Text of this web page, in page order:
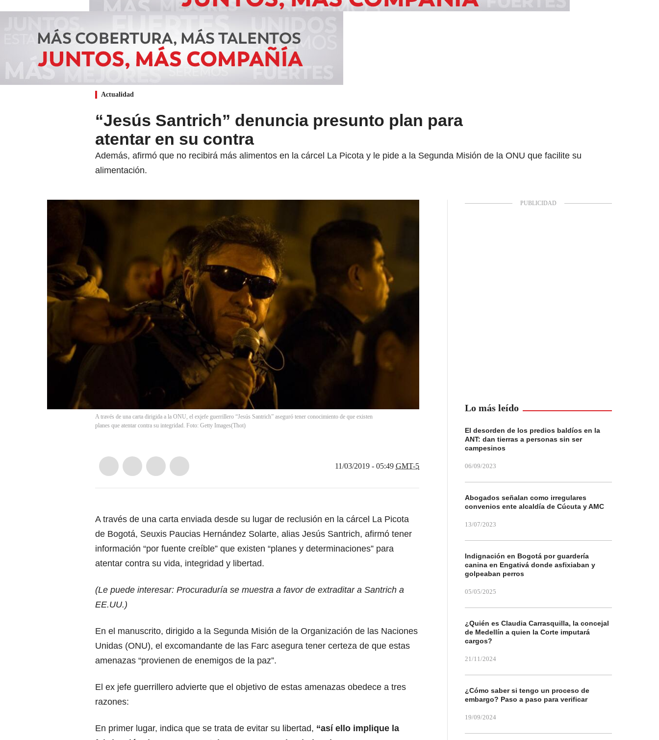
Actualidad
“Jesús Santrich” denuncia presunto plan para
atentar en su contra
Además, afirmó que no recibirá más alimentos en la cárcel La Picota y le pide a la Segunda Misión de la ONU que facilite su
alimentación.
A través de una carta dirigida a la ONU, el exjefe guerrillero “Jesús Santrich” aseguró tener conocimiento de que existen
planes que atentar contra su integridad. Foto: Getty Images(Thot)
11/03/2019 - 05:49 GMT-5
A través de una carta enviada desde su lugar de reclusión en la cárcel La Picota
de Bogotá, Seuxis Paucias Hernández Solarte, alias Jesús Santrich, afirmó tener
información “por fuente creíble” que existen “planes y determinaciones” para
atentar contra su vida, integridad y libertad.
(Le puede interesar: Procuraduría se muestra a favor de extraditar a Santrich a
EE.UU.)
En el manuscrito, dirigido a la Segunda Misión de la Organización de las Naciones
Unidas (ONU), el excomandante de las Farc asegura tener certeza de que estas
amenazas “provienen de enemigos de la paz”.
El ex jefe guerrillero advierte que el objetivo de estas amenazas obedece a tres
razones:
En primer lugar, indica que se trata de evitar su libertad, “así ello implique la
Lo más leído
El desorden de los predios baldíos en la
ANT: dan tierras a personas sin ser
campesinos
06/09/2023
Abogados señalan como irregulares
convenios ente alcaldía de Cúcuta y AMC
13/07/2023
Indignación en Bogotá por guardería
canina en Engativá donde asfixiaban y
golpeaban perros
05/05/2025
¿Quién es Claudia Carrasquilla, la concejal
de Medellín a quien la Corte imputará
cargos?
21/11/2024
¿Cómo saber si tengo un proceso de
embargo? Paso a paso para verificar
19/09/2024